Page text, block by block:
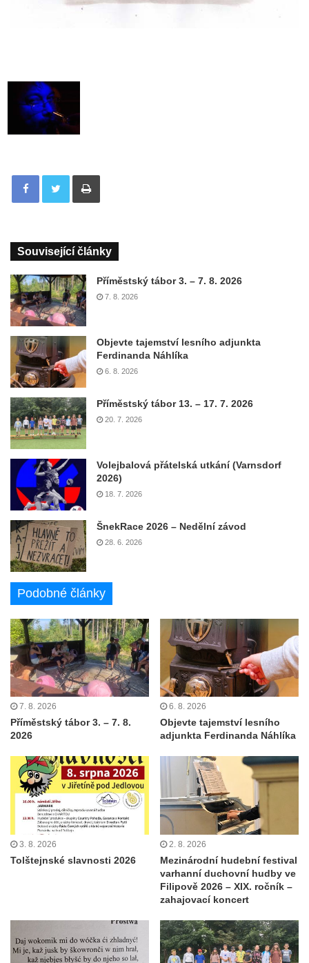
Tisknout
Související články
Příměstský tábor 3. – 7. 8. 2026
7. 8. 2026
Objevte tajemství lesního adjunkta
Ferdinanda Náhlíka
6. 8. 2026
Příměstský tábor 13. – 17. 7. 2026
20. 7. 2026
Volejbalová přátelská utkání (Varnsdorf
2026)
18. 7. 2026
ŠnekRace 2026 – Nedělní závod
28. 6. 2026
Podobné články
7. 8. 2026
Příměstský tábor 3. – 7. 8.
2026
6. 8. 2026
Objevte tajemství lesního
adjunkta Ferdinanda Náhlíka
3. 8. 2026
Tolštejnské slavnosti 2026
2. 8. 2026
Mezinárodní hudební festival
varhanní duchovní hudby ve
Filipově 2026 – XIX. ročník –
zahajovací koncert